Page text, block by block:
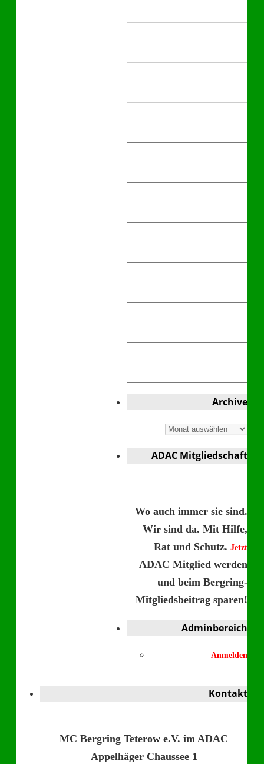
Archive
Archive
ADAC Mitgliedschaft
Wo auch immer sie sind.
Wir sind da. Mit Hilfe,
Rat und Schutz. Jetzt
ADAC Mitglied werden
und beim Bergring-
Mitgliedsbeitrag sparen!
Adminbereich
Anmelden
Kontakt
MC Bergring Teterow e.V. im ADAC
Appelhäger Chaussee 1